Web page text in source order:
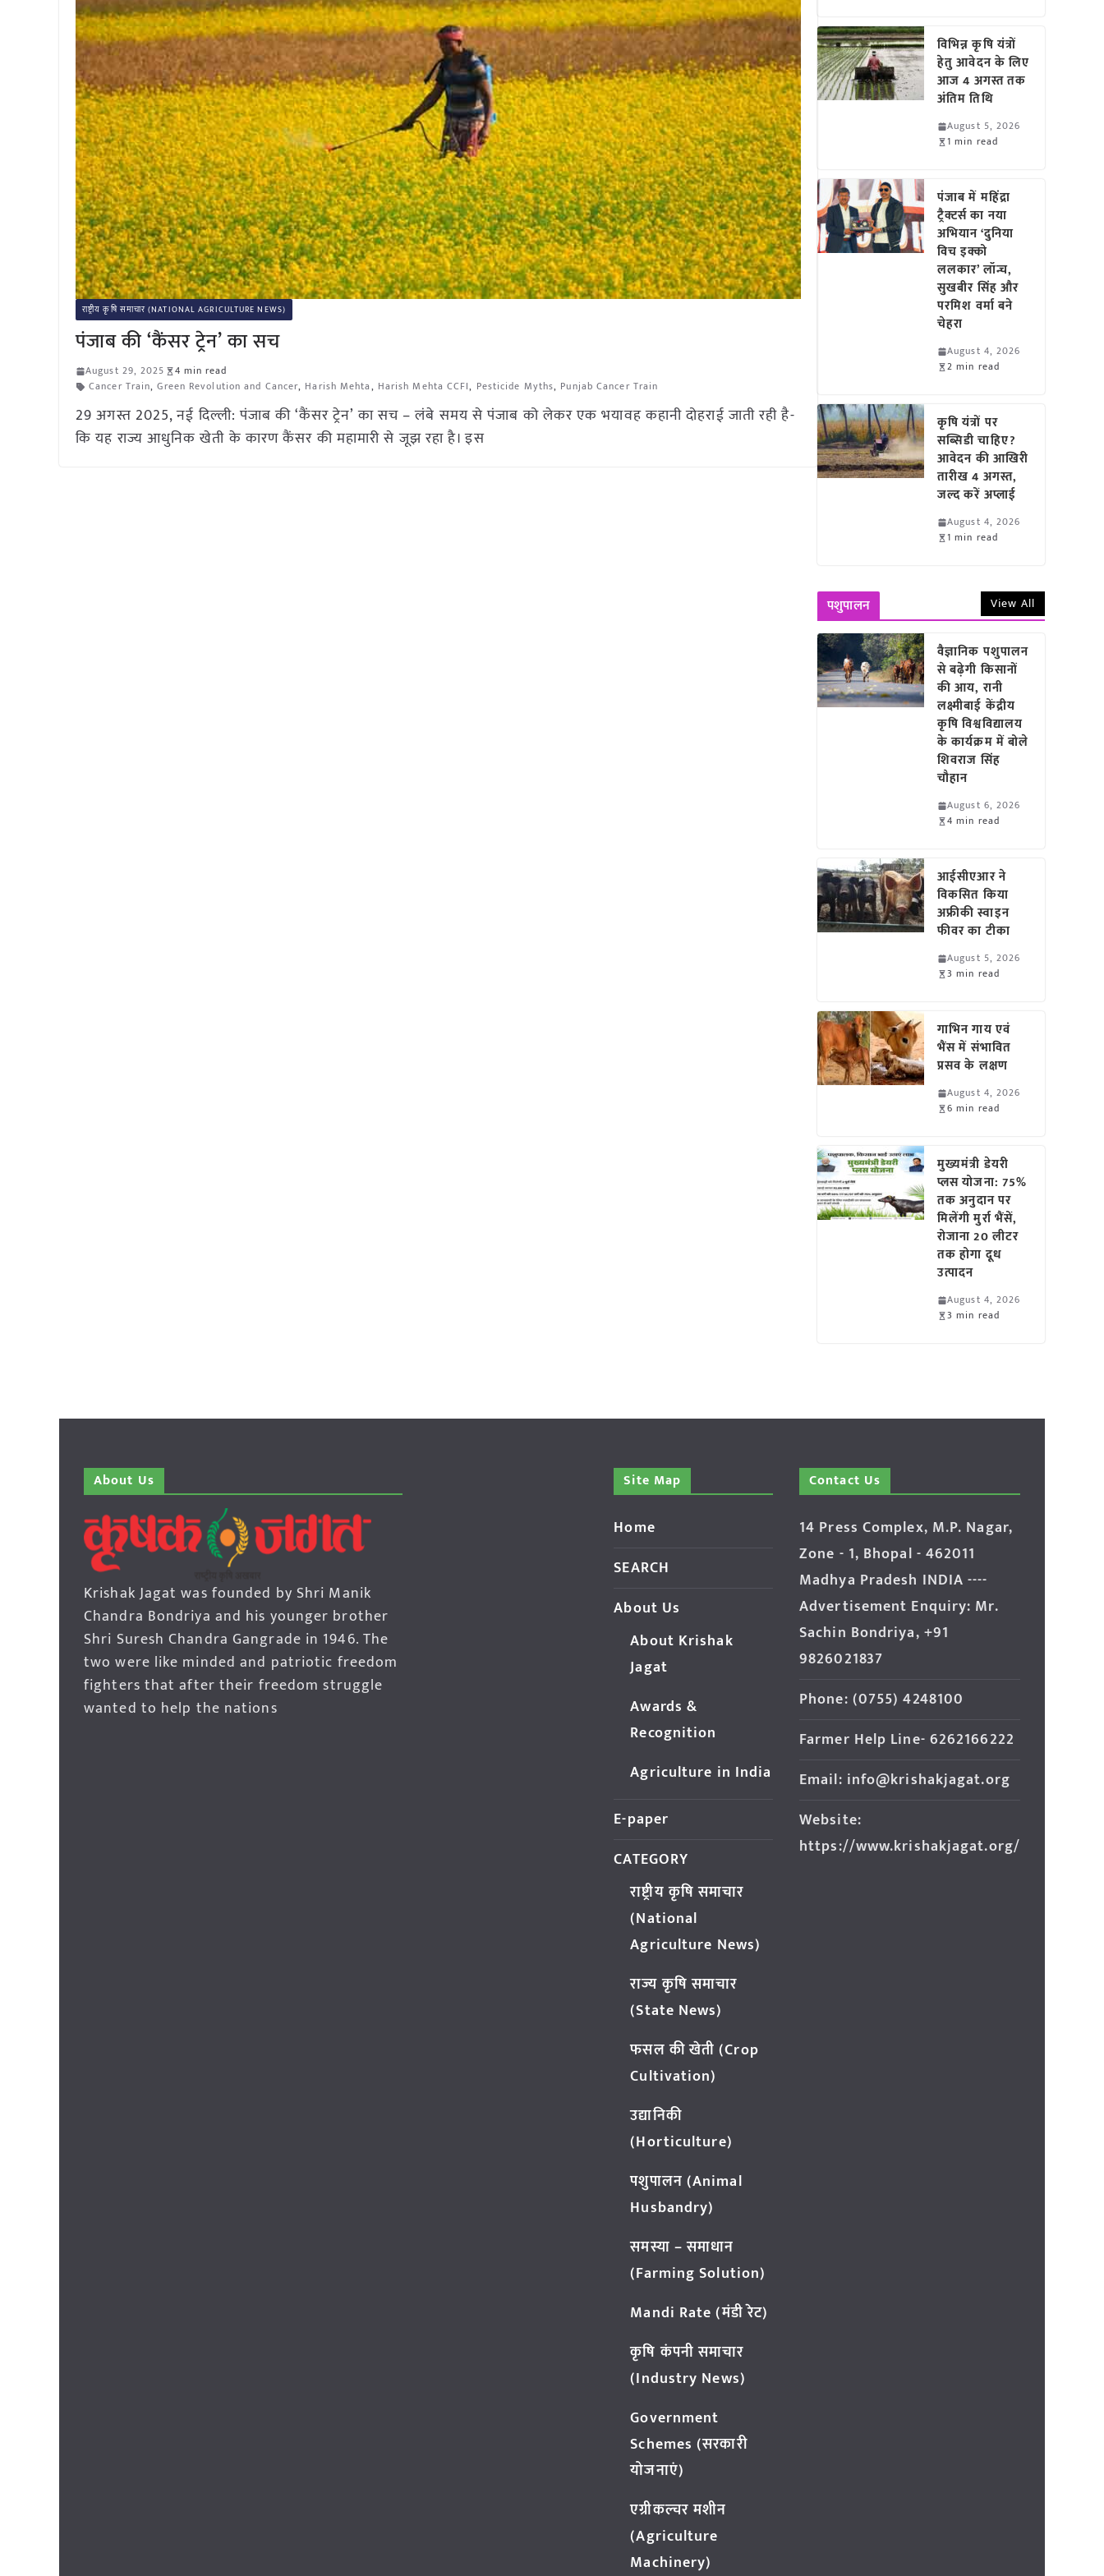
राष्ट्रीय कृषि समाचार (NATIONAL AGRICULTURE NEWS)
पंजाब की ‘कैंसर ट्रेन’ का सच
August 29, 2025
4 min read
Cancer Train,Green Revolution and Cancer, Harish Mehta, Harish Mehta CCFI, Pesticide Myths, Punjab Cancer Train
29 अगस्त 2025, नई दिल्ली: पंजाब की ‘कैंसर ट्रेन’ का सच – लंबे समय से पंजाब को लेकर एक भयावह कहानी दोहराई जाती रही है-
कि यह राज्य आधुनिक खेती के कारण कैंसर की महामारी से जूझ रहा है। इस
विभिन्न कृषि यंत्रों
हेतु आवेदन के लिए
आज 4 अगस्त तक
अंतिम तिथि
August 5, 2026
1 min read
पंजाब में महिंद्रा
ट्रैक्टर्स का नया
अभियान ‘दुनिया
विच इक्को
ललकार’ लॉन्च,
सुखबीर सिंह और
परमिश वर्मा बने
चेहरा
August 4, 2026
2 min read
कृषि यंत्रों पर
सब्सिडी चाहिए?
आवेदन की आखिरी
तारीख 4 अगस्त,
जल्द करें अप्लाई
August 4, 2026
1 min read
पशुपालन View All
वैज्ञानिक पशुपालन
से बढ़ेगी किसानों
की आय, रानी
लक्ष्मीबाई केंद्रीय
कृषि विश्वविद्यालय
के कार्यक्रम में बोले
शिवराज सिंह
चौहान
August 6, 2026
4 min read
आईसीएआर ने
विकसित किया
अफ्रीकी स्वाइन
फीवर का टीका
August 5, 2026
3 min read
गाभिन गाय एवं
भैंस में संभावित
प्रसव के लक्षण
August 4, 2026
6 min read
मुख्यमंत्री डेयरी
प्लस योजना: 75%
तक अनुदान पर
मिलेंगी मुर्रा भैंसें,
रोजाना 20 लीटर
तक होगा दूध
उत्पादन
August 4, 2026
3 min read
About Us
Krishak Jagat was founded by Shri Manik
Chandra Bondriya and his younger brother
Shri Suresh Chandra Gangrade in 1946. The
two were like minded and patriotic freedom
fighters that after their freedom struggle
wanted to help the nations
Site Map
Home
SEARCH
About Us
About Krishak
Jagat
Awards &
Recognition
Agriculture in India
E-paper
CATEGORY
राष्ट्रीय कृषि समाचार
(National
Agriculture News)
राज्य कृषि समाचार
(State News)
फसल की खेती (Crop
Cultivation)
उद्यानिकी
(Horticulture)
पशुपालन (Animal
Husbandry)
समस्या – समाधान
(Farming Solution)
Mandi Rate (मंडी रेट)
कृषि कंपनी समाचार
(Industry News)
Government
Schemes (सरकारी
योजनाएं)
एग्रीकल्चर मशीन
(Agriculture
Machinery)
Contact Us
14 Press Complex, M.P. Nagar,
Zone - 1, Bhopal - 462011
Madhya Pradesh INDIA ----
Advertisement Enquiry: Mr.
Sachin Bondriya, +91
9826021837
Phone: (0755) 4248100
Farmer Help Line- 6262166222
Email: info@krishakjagat.org
Website:
https://www.krishakjagat.org/